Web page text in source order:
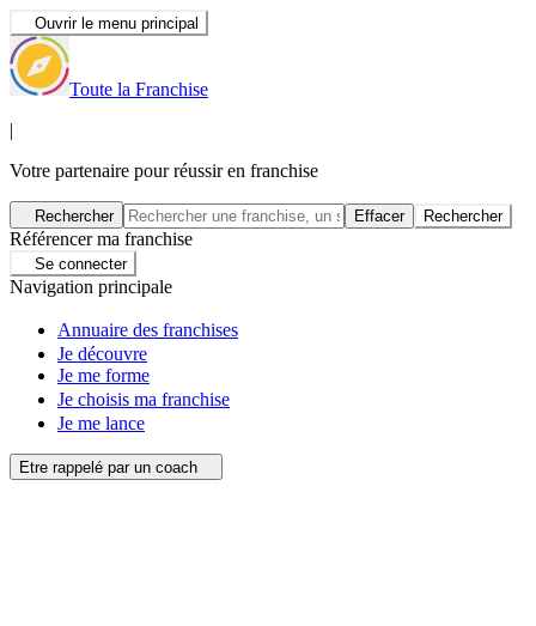
Ouvrir le menu principal
Toute la Franchise
|
Votre partenaire pour réussir en franchise
Rechercher Effacer Rechercher
Référencer ma franchise
Se connecter
Navigation principale
Annuaire des franchises
Je découvre
Je me forme
Je choisis ma franchise
Je me lance
Etre rappelé par un coach